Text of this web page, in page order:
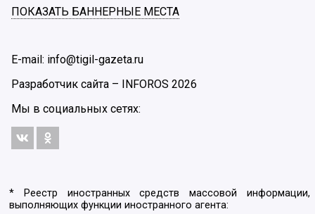
ПОКАЗАТЬ БАННЕРНЫЕ МЕСТА
E-mail: info@tigil-gazeta.ru
Разработчик сайта –
INFOROS 2026
Мы в социальных сетях:
* Реестр иностранных средств массовой информации,
выполняющих функции иностранного агента: